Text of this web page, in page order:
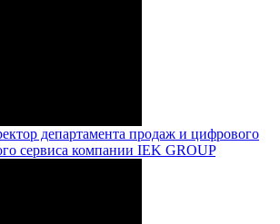
департамента продаж и цифрового
сервиса компании IEK GROUP